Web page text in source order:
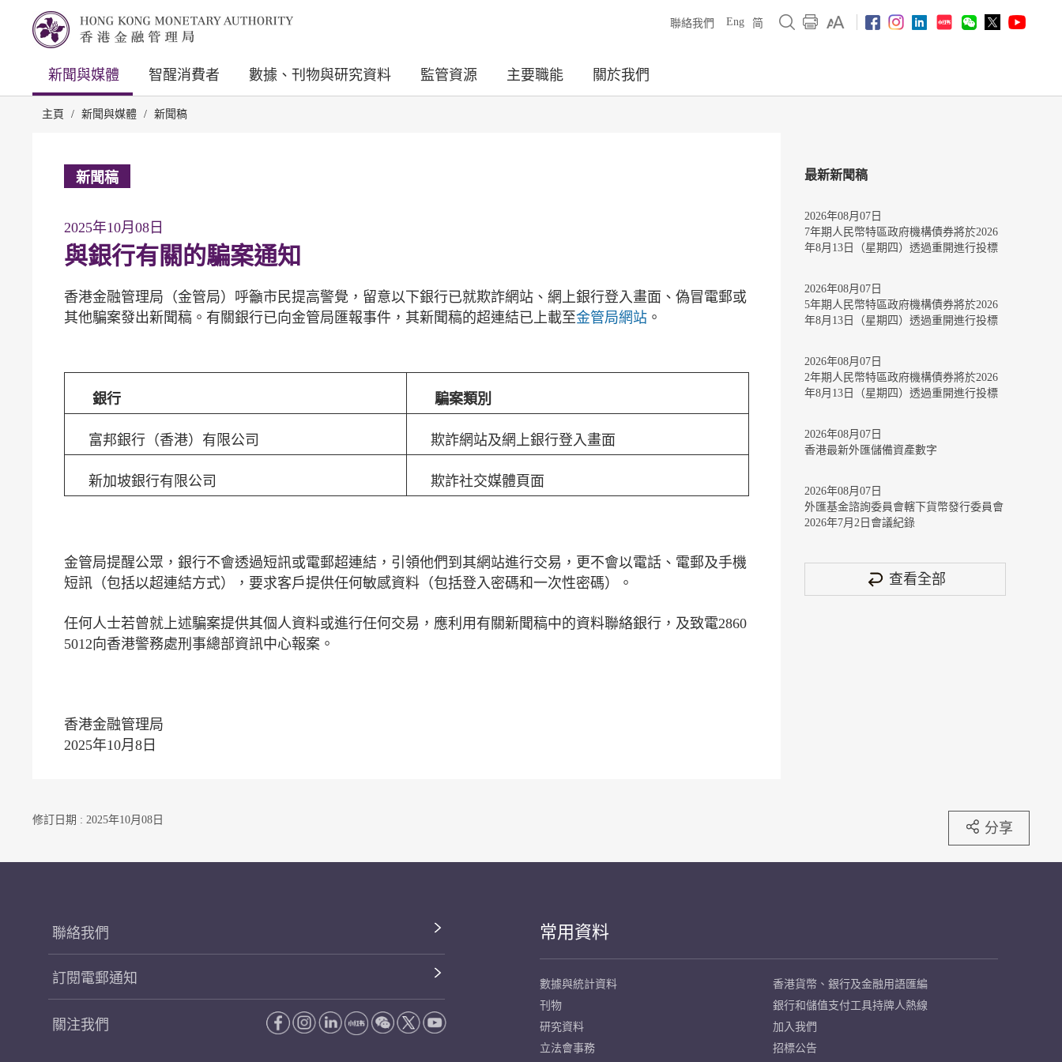
聯絡我們 Eng 简
新聞與媒體 智醒消費者 數據、刊物與研究資料 監管資源 主要職能 關於我們
主頁 / 新聞與媒體 / 新聞稿
新聞稿
2025年10月08日
與銀行有關的騙案通知
香港金融管理局（金管局）呼籲市民提高警覺，留意以下銀行已就欺詐網站、網上銀行登入畫面、偽冒電郵或
其他騙案發出新聞稿。有關銀行已向金管局匯報事件，其新聞稿的超連結已上載至金管局網站 。
銀行 騙案類別
富邦銀行（香港）有限公司 欺詐網站及網上銀行登入畫面
新加坡銀行有限公司 欺詐社交媒體頁面
金管局提醒公眾，銀行不會透過短訊或電郵超連結，引領他們到其網站進行交易，更不會以電話、電郵及手機
短訊（包括以超連結方式），要求客戶提供任何敏感資料（包括登入密碼和一次性密碼）。
任何人士若曾就上述騙案提供其個人資料或進行任何交易，應利用有關新聞稿中的資料聯絡銀行，及致電2860
5012向香港警務處刑事總部資訊中心報案。
香港金融管理局
2025年10月8日
最新新聞稿
2026年08月07日
7年期人民幣特區政府機構債券將於2026
年8月13日（星期四）透過重開進行投標
2026年08月07日
5年期人民幣特區政府機構債券將於2026
年8月13日（星期四）透過重開進行投標
2026年08月07日
2年期人民幣特區政府機構債券將於2026
年8月13日（星期四）透過重開進行投標
2026年08月07日
香港最新外匯儲備資產數字
2026年08月07日
外匯基金諮詢委員會轄下貨幣發行委員會
2026年7月2日會議紀錄
查看全部
修訂日期 : 2025年10月08日 分享
聯絡我們
訂閱電郵通知
關注我們
常用資料
數據與統計資料
刊物
研究資料
立法會事務
香港貨幣、銀行及金融用語匯編
銀行和儲值支付工具持牌人熱線
加入我們
招標公告